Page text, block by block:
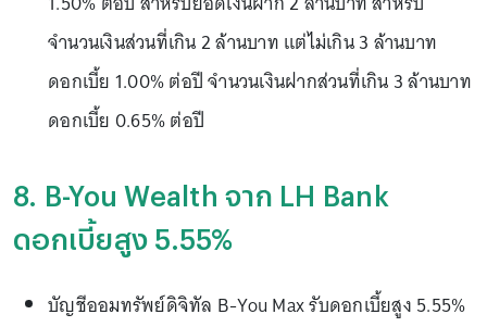
จำนวนเงินส่วนที่เกิน 2 ล้านบาท แต่ไม่เกิน 3 ล้านบาท
ดอกเบี้ย 1.00% ต่อปี จำนวนเงินฝากส่วนที่เกิน 3 ล้านบาท
ดอกเบี้ย 0.65% ต่อปี
8. B-You Wealth จาก LH Bank
ดอกเบี้ยสูง 5.55%
บัญชีออมทรัพย์ดิจิทัล B-You Max รับดอกเบี้ยสูง 5.55%